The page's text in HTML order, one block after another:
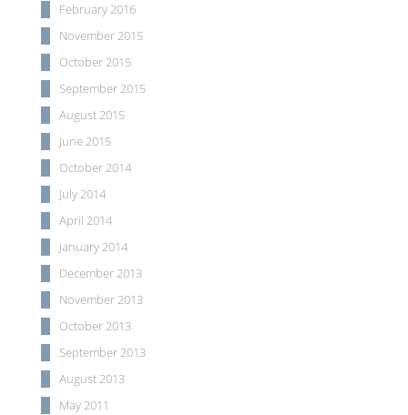
February 2016
November 2015
October 2015
September 2015
August 2015
June 2015
October 2014
July 2014
April 2014
January 2014
December 2013
November 2013
October 2013
September 2013
August 2013
May 2011